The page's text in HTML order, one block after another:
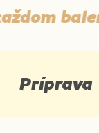
balení
Príprava